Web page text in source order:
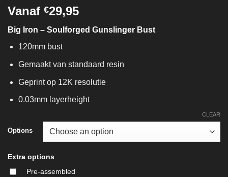
Vanaf €29,95
Big Iron – Soulforged Gunslinger Bust
120mm bust
Gemaakt van standaard resin
Geprint op 12K resolutie
0.03mm layerheight
Options
CLEAR
Extra options
Pre-assembled